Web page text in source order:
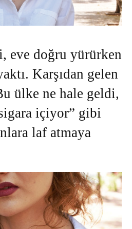
eve doğru yürürken
Karşıdan gelen
ülke ne hale geldi,
içiyor” gibi
laf atmaya